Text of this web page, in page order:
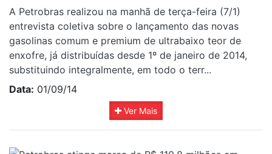
A Petrobras realizou na manhã de terça-feira (7/1)
entrevista coletiva sobre o lançamento das novas
gasolinas comum e premium de ultrabaixo teor de
enxofre, já distribuídas desde 1º de janeiro de 2014,
substituindo integralmente, em todo o terr...
Data: 01/09/14
Ver Mais